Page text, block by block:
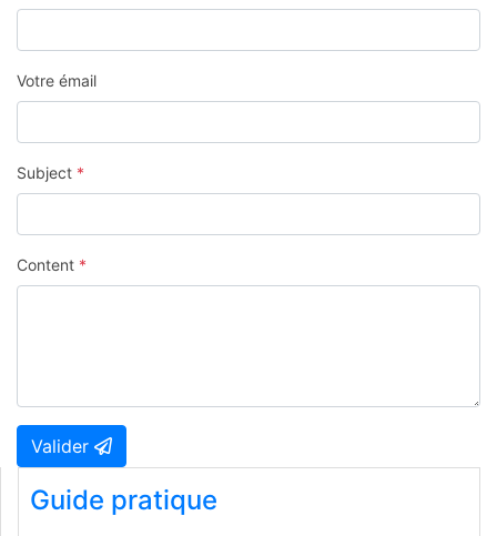
Votre émail
Subject *
Content *
Valider
Guide pratique